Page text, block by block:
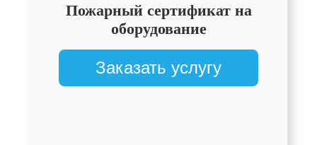
Пожарный сертификат на
оборудование
Заказать услугу